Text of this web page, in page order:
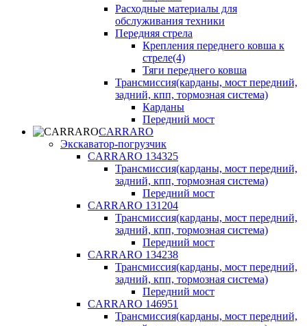
Расходные материалы для
обслуживания техники
Передняя стрела
Крепления переднего ковша к
стреле(4)
Тяги переднего ковша
Трансмиссия(карданы, мост передний,
задний, кпп, тормозная система)
Карданы
Передний мост
CARRARO
Экскаватор-погрузчик
CARRARO 134325
Трансмиссия(карданы, мост передний,
задний, кпп, тормозная система)
Передний мост
CARRARO 131204
Трансмиссия(карданы, мост передний,
задний, кпп, тормозная система)
Передний мост
CARRARO 134238
Трансмиссия(карданы, мост передний,
задний, кпп, тормозная система)
Передний мост
CARRARO 146951
Трансмиссия(карданы, мост передний,